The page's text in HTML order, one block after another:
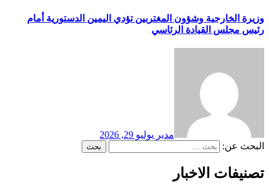
وزيرة الخارجية وشؤون المغتربين تؤدي اليمين الدستورية أمام
رئيس مجلس القيادة الرئاسي
مدير يوليو 29, 2026
البحث عن:
تصنيفات الاخبار